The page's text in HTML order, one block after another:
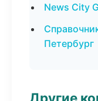
News City
Петербург
Другие